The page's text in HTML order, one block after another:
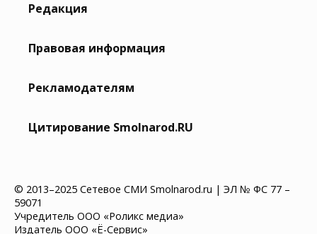
Редакция
Правовая информация
Рекламодателям
Цитирование Smolnarod.RU
© 2013–2025 Сетевое СМИ Smolnarod.ru | ЭЛ № ФС 77 –
59071
Учредитель ООО «Роликс медиа»
Издатель ООО «Ё-Сервис»